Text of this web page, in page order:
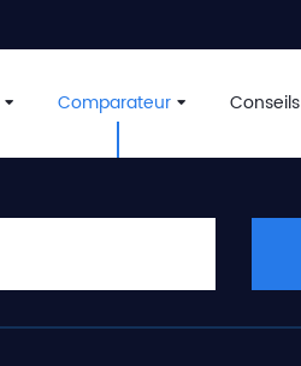
Comparateur Conseils